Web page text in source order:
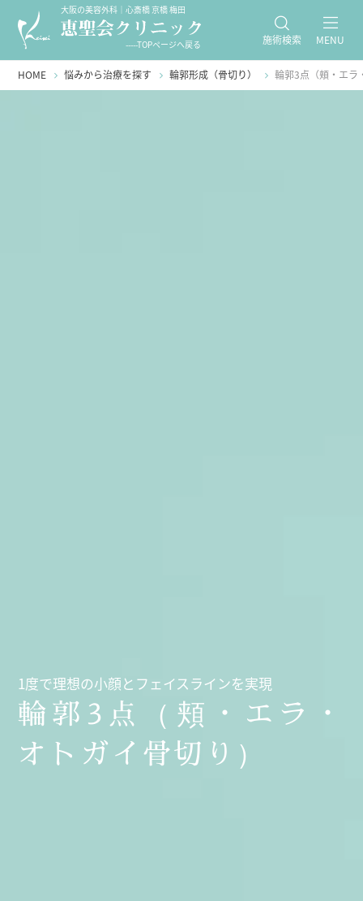
大阪の美容外科｜心斎橋 京橋 梅田
-----TOPページへ戻る 施術検索 MENU
HOME 悩みから治療を探す 輪郭形成（骨切り） 輪郭3点（頬・エラ
1度で理想の小顔とフェイスラインを実現
輪郭3点（頬・エラ・
オトガイ骨切り）